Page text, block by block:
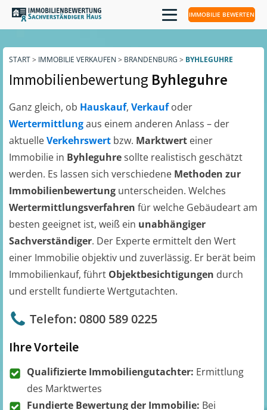
IMMOBILIE BEWERTEN
START> IMMOBILIE VERKAUFEN > BRANDENBURG > BYHLEGUHRE
Immobilienbewertung Byhleguhre
Ganz gleich, ob Hauskauf, Verkaufoder
Wertermittlungaus einem anderen Anlass – der
aktuelleVerkehrswert bzw. Marktwert einer
Immobilie in Byhleguhresollte realistisch geschätzt
werden. Es lassen sich verschiedene Methoden zur
Immobilienbewertung unterscheiden. Welches
Wertermittlungsverfahren für welche Gebäudeart am
besten geeignet ist, weiß ein unabhängiger
Sachverständiger. Der Experte ermittelt den Wert
einer Immobilie objektiv und zuverlässig. Er berät beim
Immobilienkauf, führt Objektbesichtigungen durch
und erstellt fundierte Wertgutachten.
Telefon: 0800 589 0225
Ihre Vorteile
Qualifizierte Immobiliengutachter: Ermittlung
des Marktwertes
Fundierte Bewertung der Immobilie: Bei